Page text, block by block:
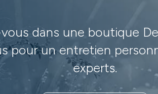
dans une boutique
pour un entretien
experts.